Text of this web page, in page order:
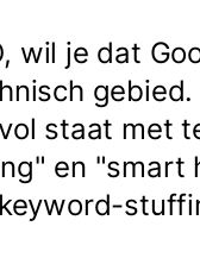
wil je dat
staat met
en "smart